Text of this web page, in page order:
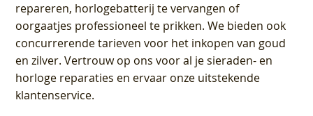
repareren, horlogebatterij te vervangen of
oorgaatjes professioneel te prikken. We bieden ook
concurrerende tarieven voor het inkopen van goud
en zilver. Vertrouw op ons voor al je sieraden- en
horloge reparaties en ervaar onze uitstekende
klantenservice.